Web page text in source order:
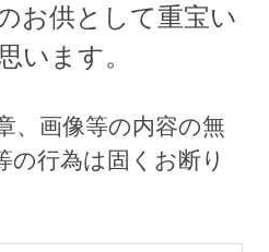
お供として重宝い
います。